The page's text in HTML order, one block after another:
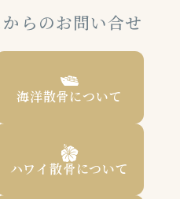
らのお問い合せ
海洋散骨について
ハワイ散骨について